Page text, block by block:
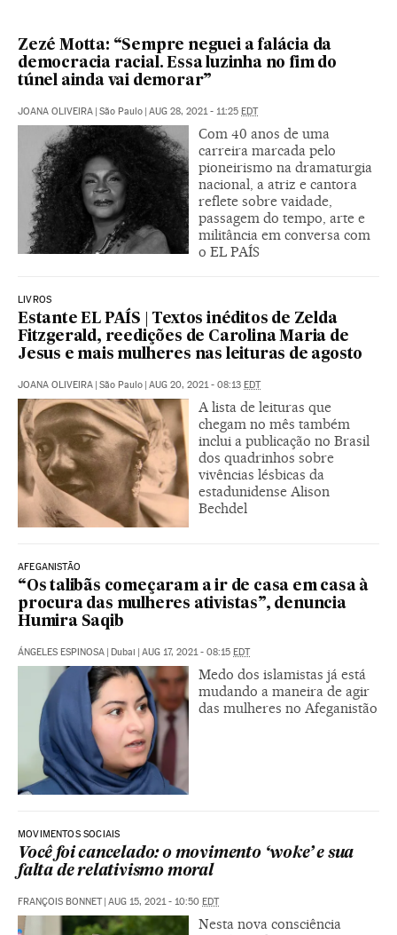
Zezé Motta: “Sempre neguei a falácia da
democracia racial. Essa luzinha no fim do
túnel ainda vai demorar”
JOANA OLIVEIRA | São Paulo | AUG 28, 2021 - 11:25 EDT
Com 40 anos de uma
carreira marcada pelo
pioneirismo na dramaturgia
nacional, a atriz e cantora
reflete sobre vaidade,
passagem do tempo, arte e
militância em conversa com
o EL PAÍS
LIVROS
Estante EL PAÍS | Textos inéditos de Zelda
Fitzgerald, reedições de Carolina Maria de
Jesus e mais mulheres nas leituras de agosto
JOANA OLIVEIRA | São Paulo | AUG 20, 2021 - 08:13 EDT
A lista de leituras que
chegam no mês também
inclui a publicação no Brasil
dos quadrinhos sobre
vivências lésbicas da
estadunidense Alison
Bechdel
AFEGANISTÃO
“Os talibãs começaram a ir de casa em casa à
procura das mulheres ativistas”, denuncia
Humira Saqib
ÁNGELES ESPINOSA | Dubai | AUG 17, 2021 - 08:15 EDT
Medo dos islamistas já está
mudando a maneira de agir
das mulheres no Afeganistão
MOVIMENTOS SOCIAIS
Você foi cancelado: o movimento ‘woke’ e sua
falta de relativismo moral
FRANÇOIS BONNET | AUG 15, 2021 - 10:50 EDT
Nesta nova consciência